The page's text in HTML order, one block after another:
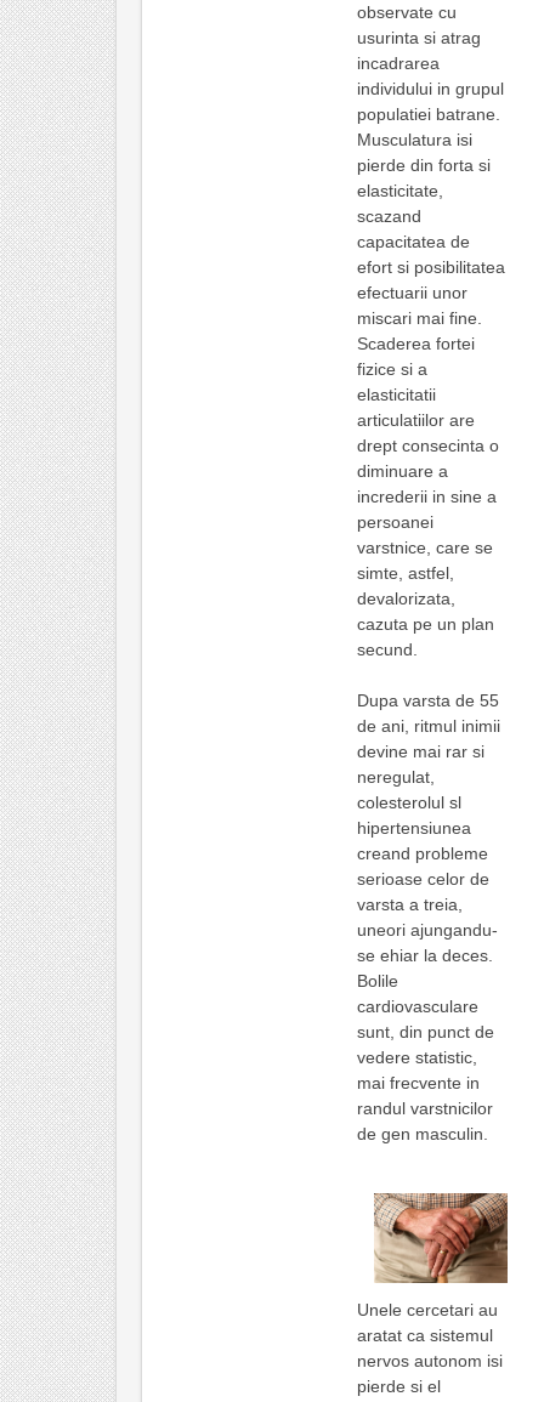
observate cu
usurinta si atrag
incadrarea
individului in grupul
populatiei batrane.
Musculatura isi
pierde din forta si
elasticitate,
scazand
capacitatea de
efort si posibilitatea
efectuarii unor
miscari mai fine.
Scaderea fortei
fizice si a
elasticitatii
articulatiilor are
drept consecinta o
diminuare a
increderii in sine a
persoanei
varstnice, care se
simte, astfel,
devalorizata,
cazuta pe un plan
secund.
Dupa varsta de 55
de ani, ritmul inimii
devine mai rar si
neregulat,
colesterolul sl
hipertensiunea
creand probleme
serioase celor de
varsta a treia,
uneori ajungandu-
se ehiar la deces.
Bolile
cardiovasculare
sunt, din punct de
vedere statistic,
mai frecvente in
randul varstnicilor
de gen masculin.
Unele cercetari au
aratat ca sistemul
nervos autonom isi
pierde si el